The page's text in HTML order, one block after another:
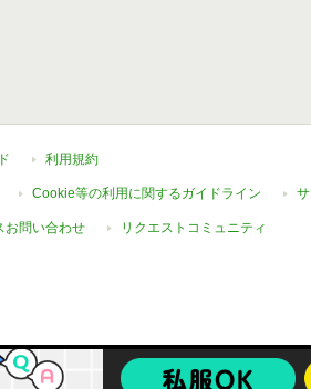
利用規約
Cookie等の利用に関するガイドライン
お問い合わせ リクエストコミュニティ